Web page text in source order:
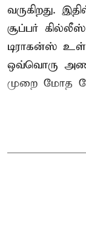
வருகிறது.
சூப்பர்
டிராகன்ஸ்
ஒவ்வொரு
முறை மோத